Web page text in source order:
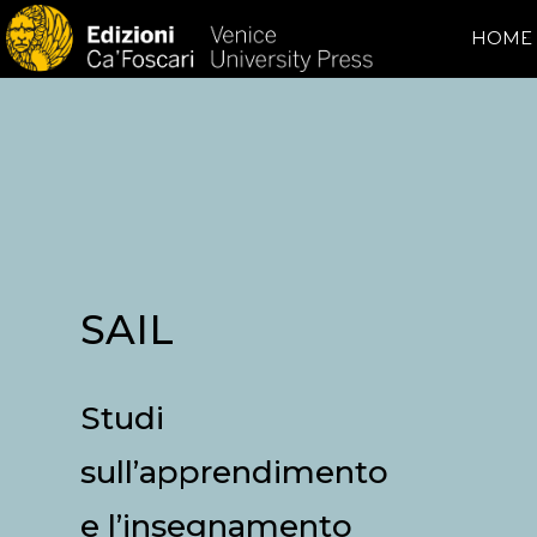
HOME
SAIL
Studi
sull’apprendimento
e l’insegnamento